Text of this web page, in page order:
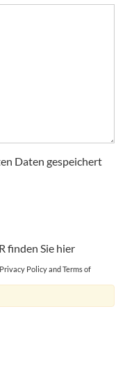
Daten gespeichert
finden Sie hier
Privacy PolicyandTerms of